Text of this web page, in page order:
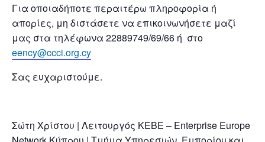
Για οποιαδήποτε περαιτέρω πληροφορία ή
απορίες, μη διστάσετε να επικοινωνήσετε μαζί
μας στα τηλέφωνα 22889749/69/66 ή στο
eency@ccci.org.cy
Σας ευχαριστούμε.
Σώτη Χρίστου | Λειτουργός ΚΕΒΕ – Enterprise Europe